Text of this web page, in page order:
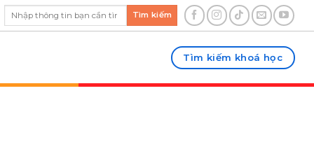
Tìm kiếm
Tìm kiếm khoá học